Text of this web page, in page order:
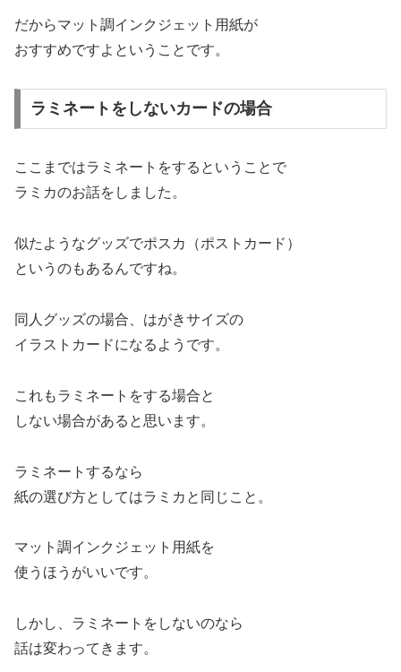
だからマット調インクジェット用紙が
おすすめですよということです。
ラミネートをしないカードの場合
ここまではラミネートをするということで
ラミカのお話をしました。
似たようなグッズでポスカ（ポストカード）
というのもあるんですね。
同人グッズの場合、はがきサイズの
イラストカードになるようです。
これもラミネートをする場合と
しない場合があると思います。
ラミネートするなら
紙の選び方としてはラミカと同じこと。
マット調インクジェット用紙を
使うほうがいいです。
しかし、ラミネートをしないのなら
話は変わってきます。